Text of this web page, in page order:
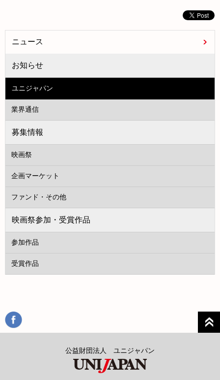
ニュース
お知らせ
ユニジャパン
業界通信
募集情報
映画祭
企画マーケット
ファンド・その他
映画祭参加・受賞作品
参加作品
受賞作品
公益財団法人 ユニジャパン